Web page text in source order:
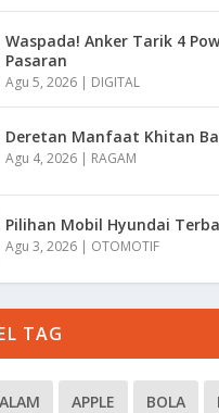
Waspada! Anker Tarik 4
Pasaran
Agu 5, 2026 | DIGITAL
Deretan Manfaat Khitan
Agu 4, 2026 | RAGAM
Pilihan Mobil Hyundai
Agu 3, 2026 | OTOMOTIF
TAG
ALAM APPLE BOLA